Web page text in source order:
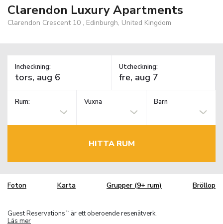
Clarendon Luxury Apartments
Clarendon Crescent 10 , Edinburgh, United Kingdom
Incheckning: Utcheckning:
Rum: Vuxna Barn
HITTA RUM
Foton Karta Grupper (9+ rum) Bröllop
Guest Reservations TM
är ett oberoende resenätverk.
Läs mer